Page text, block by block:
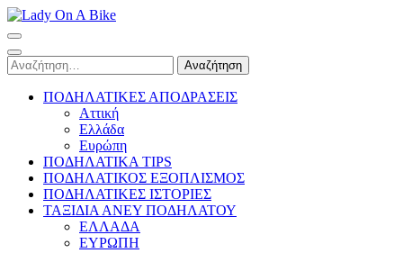
Skip
to
content
(Press
Enter)
Αναζήτηση
για:
ΠΟΔΗΛΑΤΙΚΕΣ ΑΠΟΔΡΑΣΕΙΣ
Αττική
Ελλάδα
Ευρώπη
ΠΟΔΗΛΑΤΙΚΑ TIPS
ΠΟΔΗΛΑΤΙΚΟΣ ΕΞΟΠΛΙΣΜΟΣ
ΠΟΔΗΛΑΤΙΚΕΣ ΙΣΤΟΡΙΕΣ
ΤΑΞΙΔΙΑ ΑΝΕΥ ΠΟΔΗΛΑΤΟΥ
ΕΛΛΑΔΑ
ΕΥΡΩΠΗ